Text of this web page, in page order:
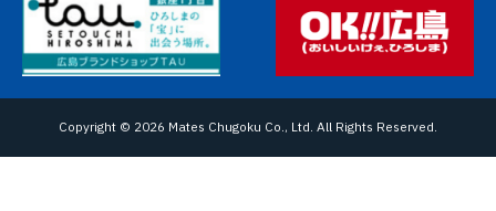
Copyright © 2026 Mates Chugoku Co., Ltd. All Rights Reserved.